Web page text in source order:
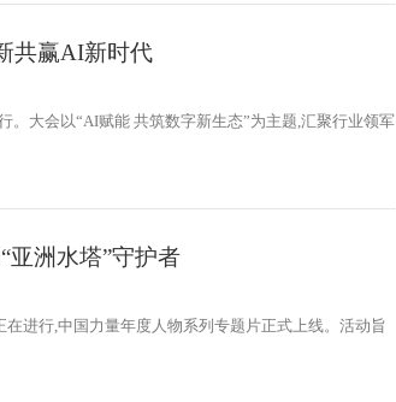
共赢AI新时代
。大会以“AI赋能 共筑数字新生态”为主题,汇聚行业领军
亚洲水塔”守护者
进行,中国力量年度人物系列专题片正式上线。活动旨